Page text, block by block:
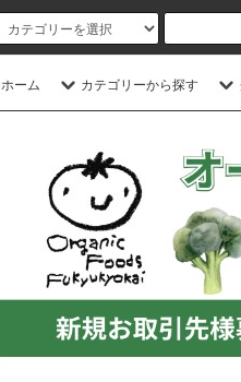
ホーム カテゴリーから探す